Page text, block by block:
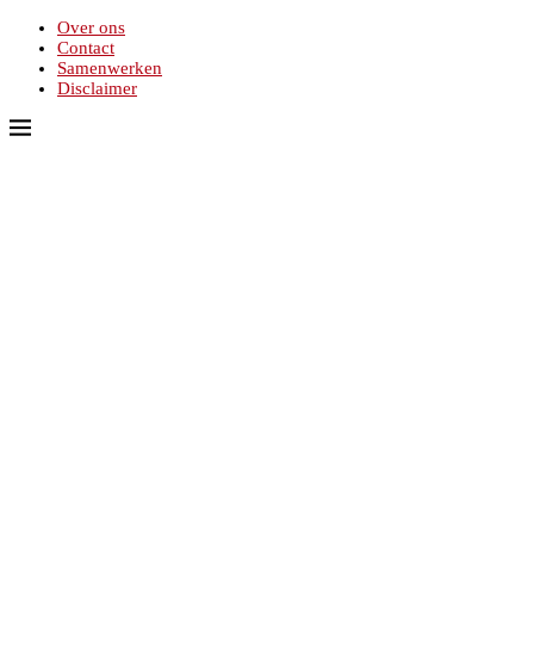
Over ons
Contact
Samenwerken
Disclaimer